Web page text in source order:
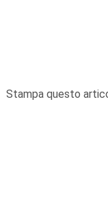
Stampa questo